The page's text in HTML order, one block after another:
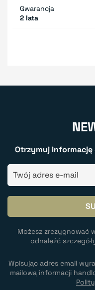
Gwarancja
2 lata
Otrzymuj
Możesz zrezygnować
odnaleźć
Wpisując adres email
mailową informacji